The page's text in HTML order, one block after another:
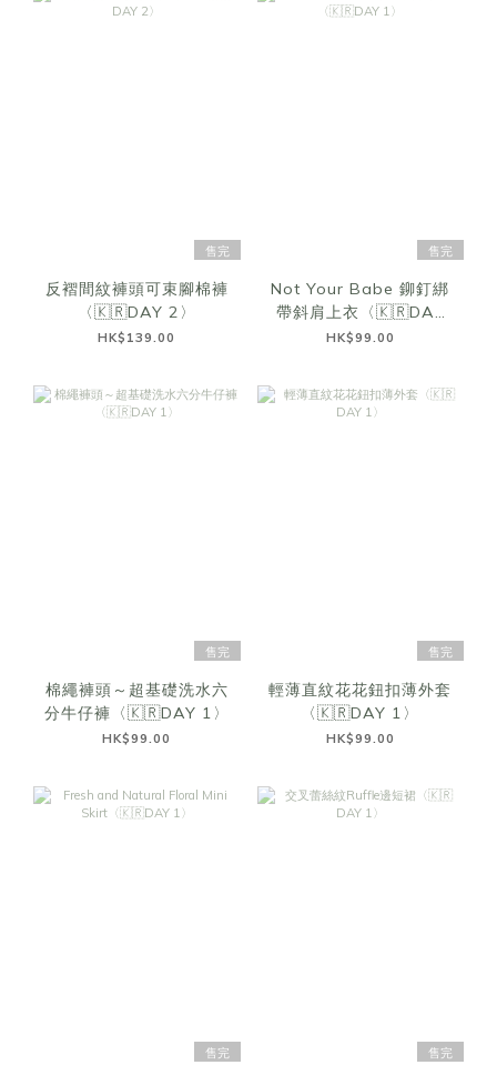
售完
反褶間紋褲頭可束腳棉褲
〈🇰🇷DAY 2〉
HK$139.00
售完
Not Your Babe 鉚釘綁
帶斜肩上衣〈🇰🇷DAY
1〉
HK$99.00
售完
棉繩褲頭～超基礎洗水六
分牛仔褲〈🇰🇷DAY 1〉
HK$99.00
售完
輕薄直紋花花鈕扣薄外套
〈🇰🇷DAY 1〉
HK$99.00
售完 售完